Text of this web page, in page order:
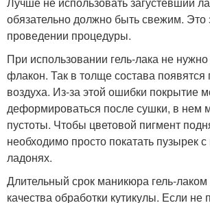
обязательно должно быть свежим. Это
проведении процедуры.
При использовании гель-лака не нужно
флакон. Так в толще состава появятся
воздуха. Из-за этой ошибки покрытие
деформироваться после сушки, в нем
пустоты. Чтобы цветовой пигмент
необходимо просто покатать пузырек
ладонях.
Длительный срок маникюра гель-лаком
качества обработки кутикулы. Если не